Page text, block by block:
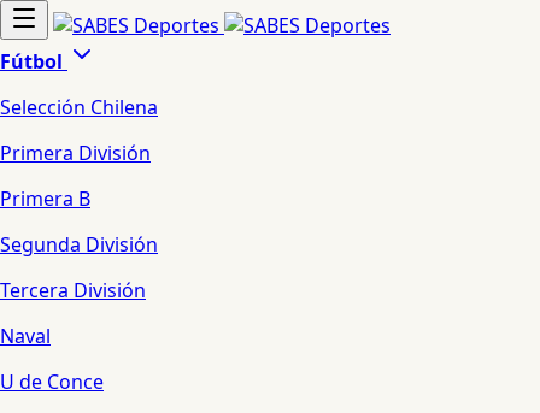
Fútbol
Selección Chilena
Primera División
Primera B
Segunda División
Tercera División
Naval
U de Conce